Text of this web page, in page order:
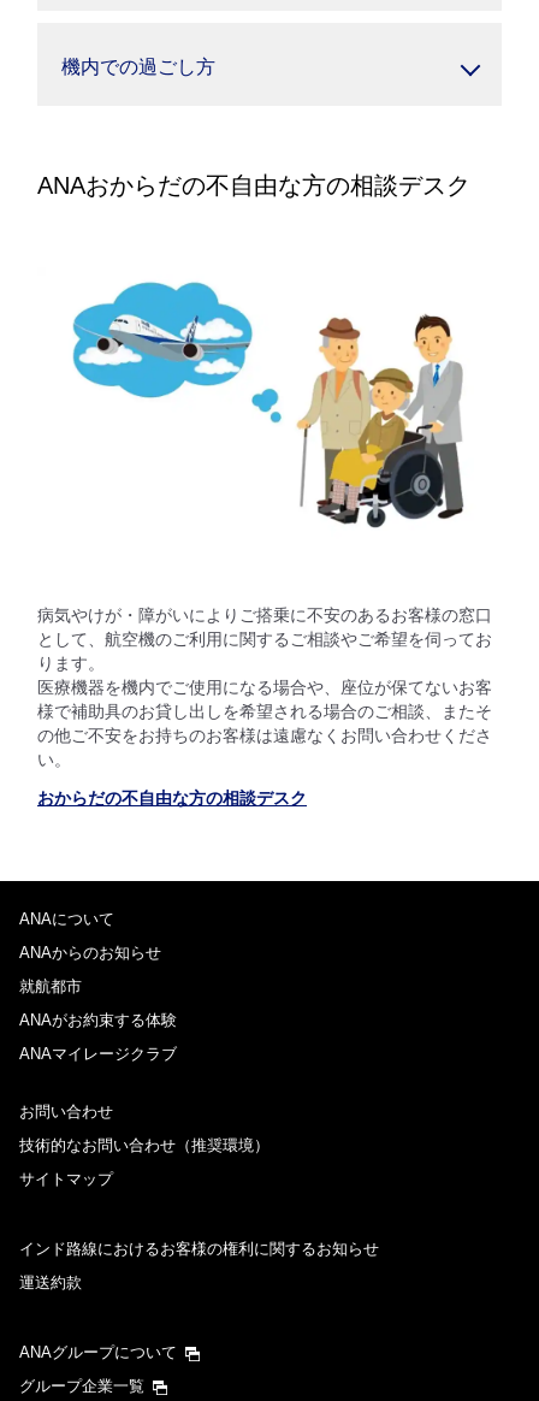
機内での過ごし方
ANAおからだの不自由な方の相談デスク
病気やけが・障がいによりご搭乗に不安のあるお客様の窓口
として、航空機のご利用に関するご相談やご希望を伺ってお
ります。
医療機器を機内でご使用になる場合や、座位が保てないお客
様で補助具のお貸し出しを希望される場合のご相談、またそ
の他ご不安をお持ちのお客様は遠慮なくお問い合わせくださ
い。
おからだの不自由な方の相談デスク
ANAについて
ANAからのお知らせ
就航都市
ANAがお約束する体験
ANAマイレージクラブ
お問い合わせ
技術的なお問い合わせ（推奨環境）
サイトマップ
インド路線におけるお客様の権利に関するお知らせ
運送約款
ANAグループについて
グループ企業一覧